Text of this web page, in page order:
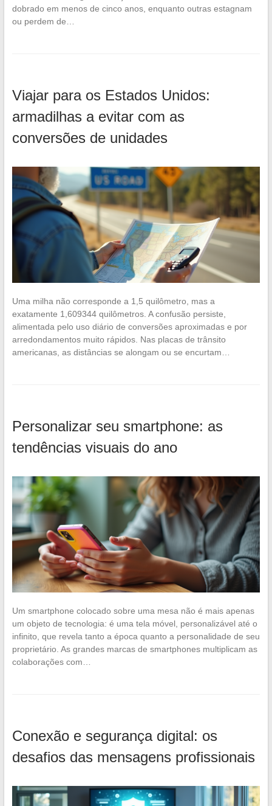
dobrado em menos de cinco anos, enquanto outras estagnam
ou perdem de…
Viajar para os Estados Unidos:
armadilhas a evitar com as
conversões de unidades
Uma milha não corresponde a 1,5 quilômetro, mas a
exatamente 1,609344 quilômetros. A confusão persiste,
alimentada pelo uso diário de conversões aproximadas e por
arredondamentos muito rápidos. Nas placas de trânsito
americanas, as distâncias se alongam ou se encurtam…
Personalizar seu smartphone: as
tendências visuais do ano
Um smartphone colocado sobre uma mesa não é mais apenas
um objeto de tecnologia: é uma tela móvel, personalizável até o
infinito, que revela tanto a época quanto a personalidade de seu
proprietário. As grandes marcas de smartphones multiplicam as
colaborações com…
Conexão e segurança digital: os
desafios das mensagens profissionais